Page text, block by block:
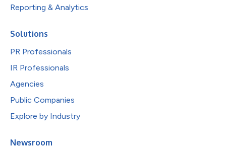
Reporting & Analytics
Solutions
PR Professionals
IR Professionals
Agencies
Public Companies
Explore by Industry
Newsroom